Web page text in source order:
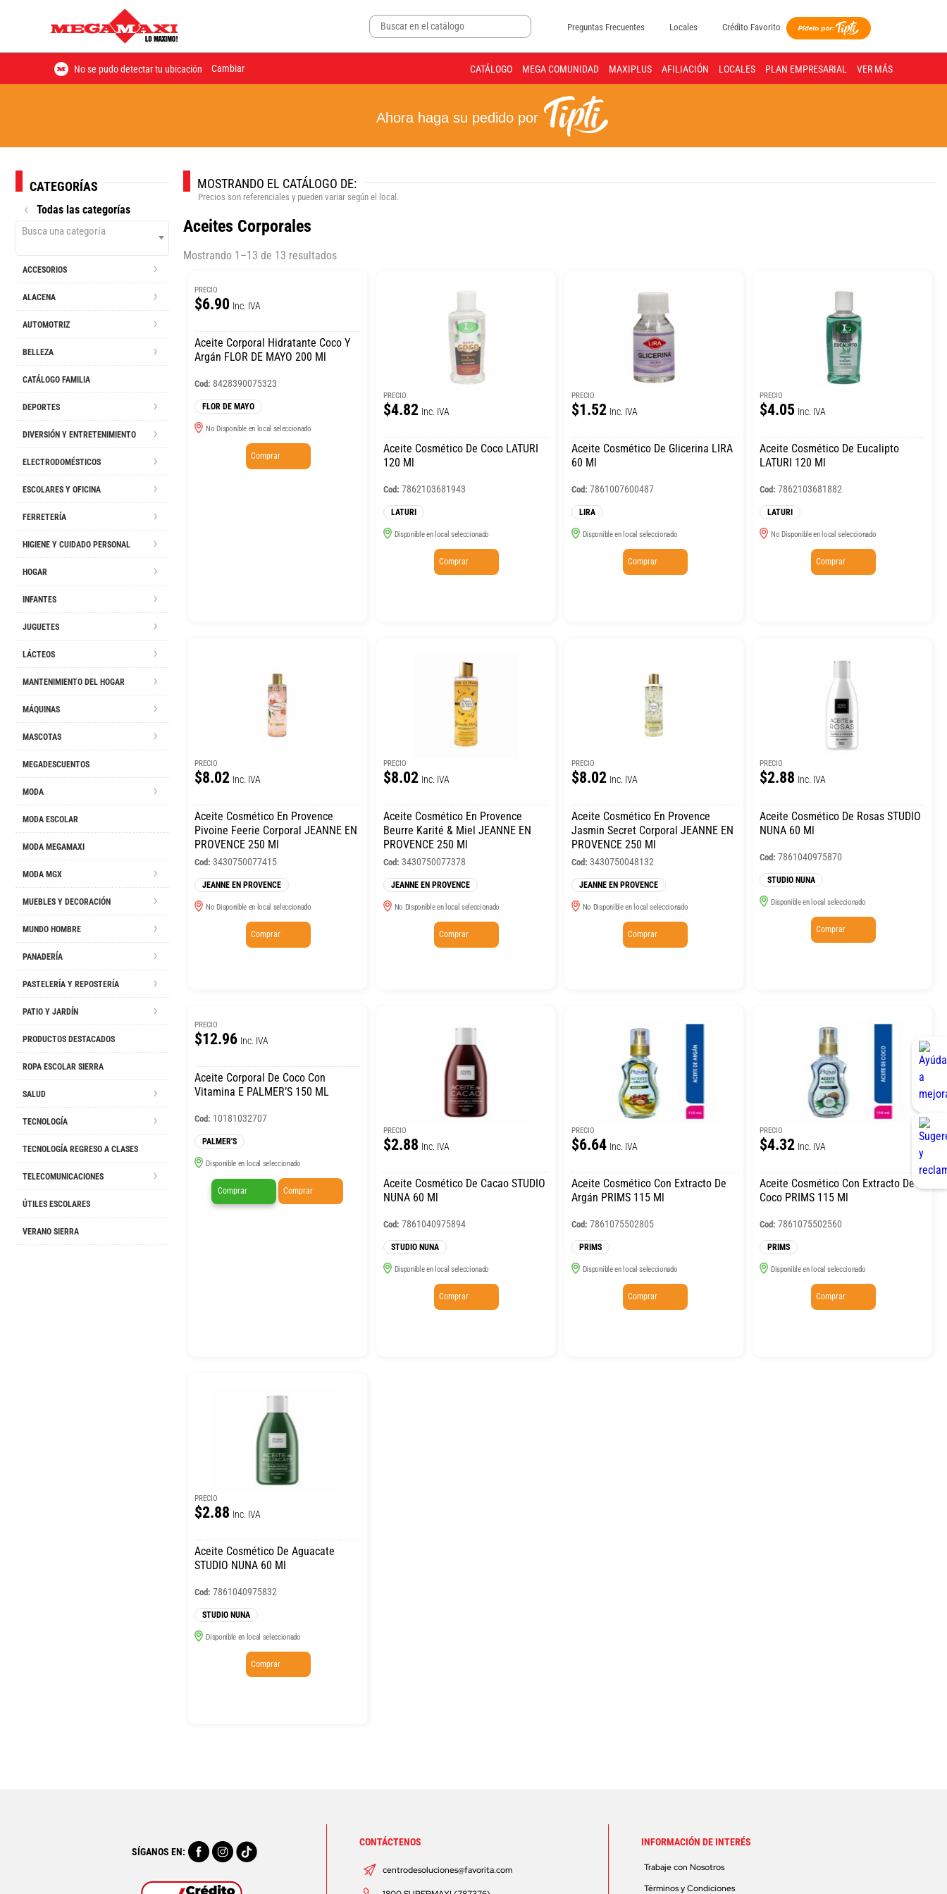
Preguntas Frecuentes Locales Crédito Favorito
No se pudo detectar tu ubicación Cambiar CATÁLOGO MEGA COMUNIDAD MAXIPLUS AFILIACIÓN LOCALES PLAN EMPRESARIAL VER MÁS
Ahora haga su pedido por
CATEGORÍAS
Todas las categorías
Busca una categoría
ACCESORIOS
ALACENA
AUTOMOTRIZ
BELLEZA
CATÁLOGO FAMILIA
DEPORTES
DIVERSIÓN Y ENTRETENIMIENTO
ELECTRODOMÉSTICOS
ESCOLARES Y OFICINA
FERRETERÍA
HIGIENE Y CUIDADO PERSONAL
HOGAR
INFANTES
JUGUETES
LÁCTEOS
MANTENIMIENTO DEL HOGAR
MÁQUINAS
MASCOTAS
MEGADESCUENTOS
MODA
MODA ESCOLAR
MODA MEGAMAXI
MODA MGX
MUEBLES Y DECORACIÓN
MUNDO HOMBRE
PANADERÍA
PASTELERÍA Y REPOSTERÍA
PATIO Y JARDÍN
PRODUCTOS DESTACADOS
ROPA ESCOLAR SIERRA
SALUD
TECNOLOGÍA
TECNOLOGÍA REGRESO A CLASES
TELECOMUNICACIONES
ÚTILES ESCOLARES
VERANO SIERRA
MOSTRANDO EL CATÁLOGO DE:
Precios son referenciales y pueden variar según el local.
Aceites Corporales
Mostrando 1–13 de 13 resultados
PRECIO
$6.90 Inc. IVA
Aceite Corporal Hidratante Coco Y
Argán FLOR DE MAYO 200 Ml
Cod: 8428390075323
FLOR DE MAYO
No Disponible en local seleccionado
Comprar
PRECIO
$4.82 Inc. IVA
Aceite Cosmético De Coco LATURI
120 Ml
Cod: 7862103681943
LATURI
Disponible en local seleccionado
Comprar
PRECIO
$1.52 Inc. IVA
Aceite Cosmético De Glicerina LIRA
60 Ml
Cod: 7861007600487
LIRA
Disponible en local seleccionado
Comprar
PRECIO
$4.05 Inc. IVA
Aceite Cosmético De Eucalipto
LATURI 120 Ml
Cod: 7862103681882
LATURI
No Disponible en local seleccionado
Comprar
PRECIO
$8.02 Inc. IVA
Aceite Cosmético En Provence
Pivoine Feerie Corporal JEANNE EN
PROVENCE 250 Ml
Cod: 3430750077415
JEANNE EN PROVENCE
No Disponible en local seleccionado
Comprar
PRECIO
$8.02 Inc. IVA
Aceite Cosmético En Provence
Beurre Karité & Miel JEANNE EN
PROVENCE 250 Ml
Cod: 3430750077378
JEANNE EN PROVENCE
No Disponible en local seleccionado
Comprar
PRECIO
$8.02 Inc. IVA
Aceite Cosmético En Provence
Jasmin Secret Corporal JEANNE EN
PROVENCE 250 Ml
Cod: 3430750048132
JEANNE EN PROVENCE
No Disponible en local seleccionado
Comprar
PRECIO
$2.88 Inc. IVA
Aceite Cosmético De Rosas STUDIO
NUNA 60 Ml
Cod: 7861040975870
STUDIO NUNA
Disponible en local seleccionado
Comprar
PRECIO
$12.96 Inc. IVA
Aceite Corporal De Coco Con
Vitamina E PALMER’S 150 ML
Cod: 10181032707
PALMER'S
Disponible en local seleccionado
Comprar Comprar
PRECIO
$2.88 Inc. IVA
Aceite Cosmético De Cacao STUDIO
NUNA 60 Ml
Cod: 7861040975894
STUDIO NUNA
Disponible en local seleccionado
Comprar
PRECIO
$6.64 Inc. IVA
Aceite Cosmético Con Extracto De
Argán PRIMS 115 Ml
Cod: 7861075502805
PRIMS
Disponible en local seleccionado
Comprar
PRECIO
$4.32 Inc. IVA
Aceite Cosmético Con Extracto De
Coco PRIMS 115 Ml
Cod: 7861075502560
PRIMS
Disponible en local seleccionado
Comprar
PRECIO
$2.88 Inc. IVA
Aceite Cosmético De Aguacate
STUDIO NUNA 60 Ml
Cod: 7861040975832
STUDIO NUNA
Disponible en local seleccionado
Comprar
SÍGANOS EN:
CONTÁCTENOS
centrodesoluciones@favorita.com
INFORMACIÓN DE INTERÉS
Trabaje con Nosotros
Términos y Condiciones